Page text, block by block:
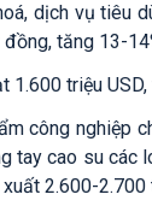
dịch vụ tiêu
tăng 13-
1.600 triệu
công nghiệp
tay cao su các
2.600-2.700